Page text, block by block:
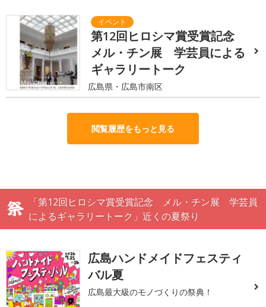
第12回ヒロシマ賞受賞記念
メル・チン展 学芸員による
ギャラリートーク
広島県・広島市南区
閲覧履歴をもっと見る
「第12回ヒロシマ賞受賞記念 メル・チン展 学芸員
によるギャラリートーク」近くの夏祭り
広島ハンドメイドフェスティ
バル夏
広島最大級のモノづくりの祭典！